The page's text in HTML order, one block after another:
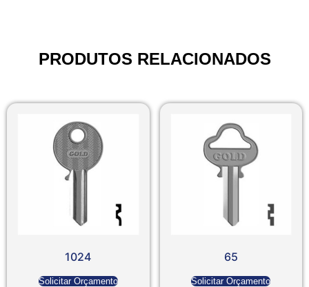
PRODUTOS RELACIONADOS
1024
Solicitar Orçamento
65
Solicitar Orçamento